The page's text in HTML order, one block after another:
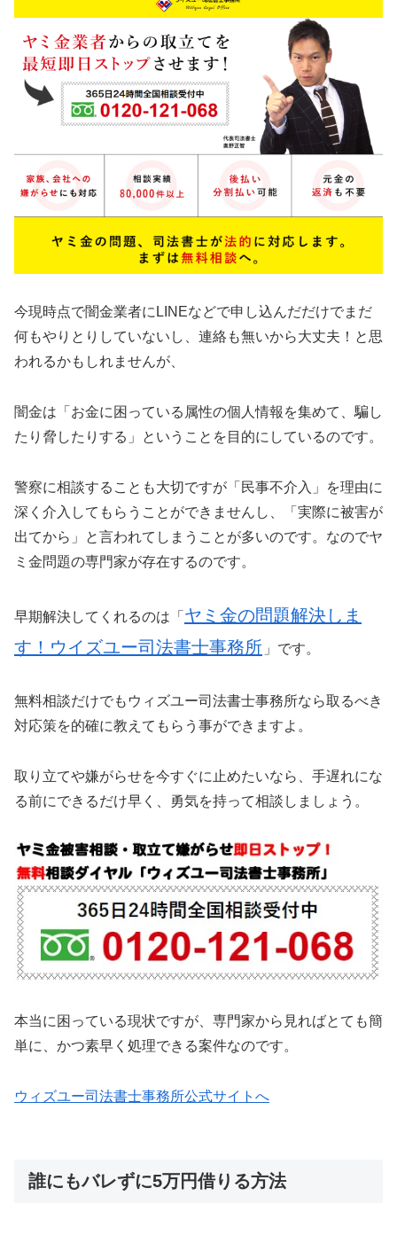
今現時点で闇金業者にLINEなどで申し込んだだけでまだ
何もやりとりしていないし、連絡も無いから大丈夫！と思
われるかもしれませんが、
闇金は「お金に困っている属性の個人情報を集めて、騙し
たり脅したりする」ということを目的にしているのです。
警察に相談することも大切ですが「民事不介入」を理由に
深く介入してもらうことができませんし、「実際に被害が
出てから」と言われてしまうことが多いのです。なのでヤ
ミ金問題の専門家が存在するのです。
早期解決してくれるのは「 ヤミ金の問題解決しま
す！ウイズユー司法書士事務所 」です。
無料相談だけでもウィズユー司法書士事務所なら取るべき
対応策を的確に教えてもらう事ができますよ。
取り立てや嫌がらせを今すぐに止めたいなら、手遅れにな
る前にできるだけ早く、勇気を持って相談しましょう。
本当に困っている現状ですが、専門家から見ればとても簡
単に、かつ素早く処理できる案件なのです。
ウィズユー司法書士事務所公式サイトへ
誰にもバレずに5万円借りる方法